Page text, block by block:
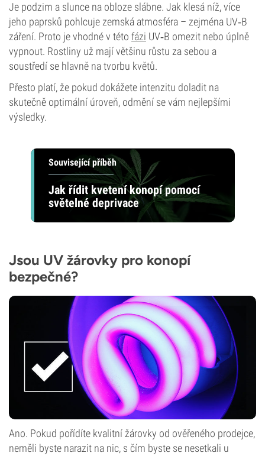
Je podzim a slunce na obloze slábne. Jak klesá níž, více
jeho paprsků pohlcuje zemská atmosféra – zejména UV‑B
záření. Proto je vhodné v této fázi UV‑B omezit nebo úplně
vypnout. Rostliny už mají většinu růstu za sebou a
soustředí se hlavně na tvorbu květů.
Přesto platí, že pokud dokážete intenzitu doladit na
skutečně optimální úroveň, odmění se vám nejlepšími
výsledky.
Související příběh
Jak řídit kvetení konopí pomocí
světelné deprivace
Jsou UV žárovky pro konopí
bezpečné?
Ano. Pokud pořídíte kvalitní žárovky od ověřeného prodejce,
neměli byste narazit na nic, s čím byste se nesetkali u